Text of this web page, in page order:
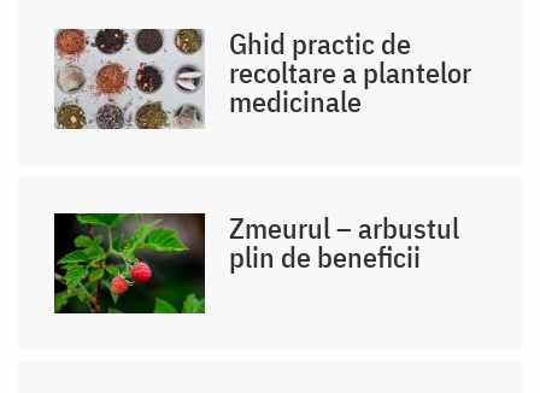
Ghid practic de
recoltare a plantelor
medicinale
Zmeurul – arbustul
plin de beneficii